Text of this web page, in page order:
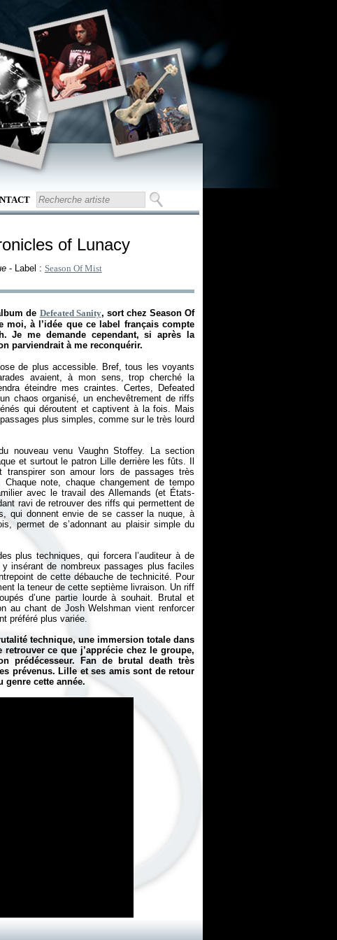
of Lunacy
- Label : Season Of Mist
de Defeated Sanity, sort chez Season Of
moi, à l’idée que ce label français compte
Je me demande cependant, si après la
parviendrait à me reconquérir.
de plus accessible. Bref, tous les voyants
avaient, à mon sens, trop cherché la
éteindre mes craintes. Certes, Defeated
chaos organisé, un enchevêtrement de riffs
qui déroutent et captivent à la fois. Mais
plus simples, comme sur le très lourd
nouveau venu Vaughn Stoffey. La section
et surtout le patron Lille derrière les fûts. Il
son amour lors de passages très
note, chaque changement de tempo
avec le travail des Allemands (et États-
ravi de retrouver des riffs qui permettent de
qui donnent envie de se casser la nuque, à
permet de s’adonnant au plaisir simple du
plus techniques, qui forcera l’auditeur à de
insérant de nombreux passages plus faciles
de cette débauche de technicité. Pour
la teneur de cette septième livraison. Un riff
d’une partie lourde à souhait. Brutal et
au chant de Josh Welshman vient renforcer
préféré plus variée.
technique, une immersion totale dans
retrouver ce que j’apprécie chez le groupe,
prédécesseur. Fan de brutal death très
prévenus. Lille et ses amis sont de retour
genre cette année.